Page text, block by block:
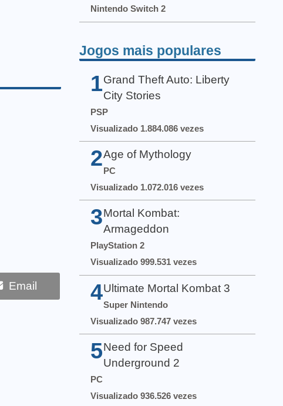
Email
Nintendo Switch 2
Jogos mais populares
1 Grand Theft Auto: Liberty
City Stories
PSP
Visualizado 1.884.086 vezes
2Age of Mythology
PC
Visualizado 1.072.016 vezes
3 Mortal Kombat:
Armageddon
PlayStation 2
Visualizado 999.531 vezes
4 Ultimate Mortal Kombat 3
Super Nintendo
Visualizado 987.747 vezes
5 Need for Speed
Underground 2
PC
Visualizado 936.526 vezes